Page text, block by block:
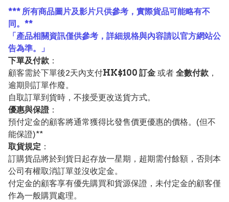
*** 所有商品圖片及影片只供參考，實際貨品可能略有不
同。**
「產品相關資訊僅供參考，詳細規格與內容請以官方網站公
告為準。」
下單及付款 ：
顧客需於下單後2天內支付HK$100 訂金 或者 全數付款 ，
逾期則訂單作廢。
自取訂單到貨時，不接受更改送貨方式。
優惠與保證：
預付定金的顧客將通常獲得比發售價更優惠的價格。(但不
能保證)**
取貨規定 ：
訂購貨品將於到貨日起存放一星期，超期需付餘額，否則本
公司有權取消訂單並沒收定金。
付定金的顧客享有優先購買和貨源保證，未付定金的顧客僅
作為一般購買處理。